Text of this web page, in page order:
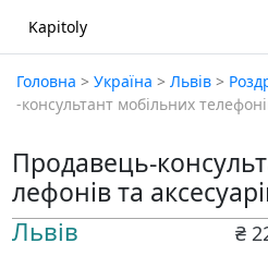
Kapitoly
Головна > Україна > Львів >
-консультант мобільних
Продавець-
лефонів та
₴
Львів